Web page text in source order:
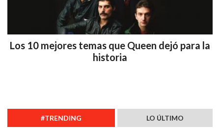
Los 10 mejores temas que Queen dejó para la
historia
#TRENDING LO ÚLTIMO